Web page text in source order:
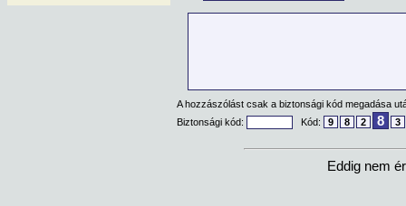
A hozzászólást csak a biztonsági kód megadása
Biztonsági kód:
Kód: 9 8 2 8 3
Eddig nem